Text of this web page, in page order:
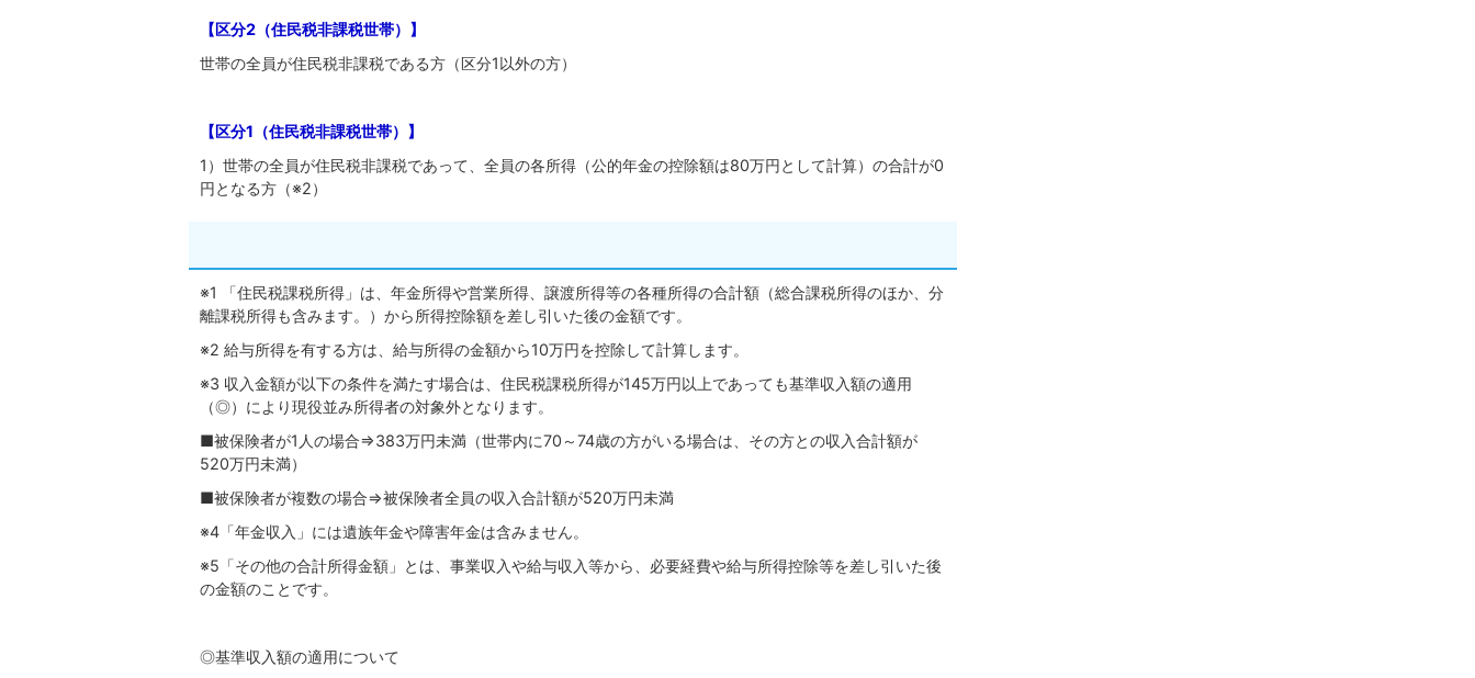
【区分2（住民税非課税世帯）】
世帯の全員が住民税非課税である方（区分1以外の方）
【区分1（住民税非課税世帯）】
1）世帯の全員が住民税非課税であって、全員の各所得（公的年金の控除額は80万円として計算）の合計が0
円となる方（※2）
※1 「住民税課税所得」は、年金所得や営業所得、譲渡所得等の各種所得の合計額（総合課税所得のほか、分
離課税所得も含みます。）から所得控除額を差し引いた後の金額です。
※2 給与所得を有する方は、給与所得の金額から10万円を控除して計算します。
※3 収入金額が以下の条件を満たす場合は、住民税課税所得が145万円以上であっても基準収入額の適用
（◎）により現役並み所得者の対象外となります。
■被保険者が1人の場合⇒383万円未満（世帯内に70～74歳の方がいる場合は、その方との収入合計額が
520万円未満）
■被保険者が複数の場合⇒被保険者全員の収入合計額が520万円未満
※4「年金収入」には遺族年金や障害年金は含みません。
※5「その他の合計所得金額」とは、事業収入や給与収入等から、必要経費や給与所得控除等を差し引いた後
の金額のことです。
◎基準収入額の適用について